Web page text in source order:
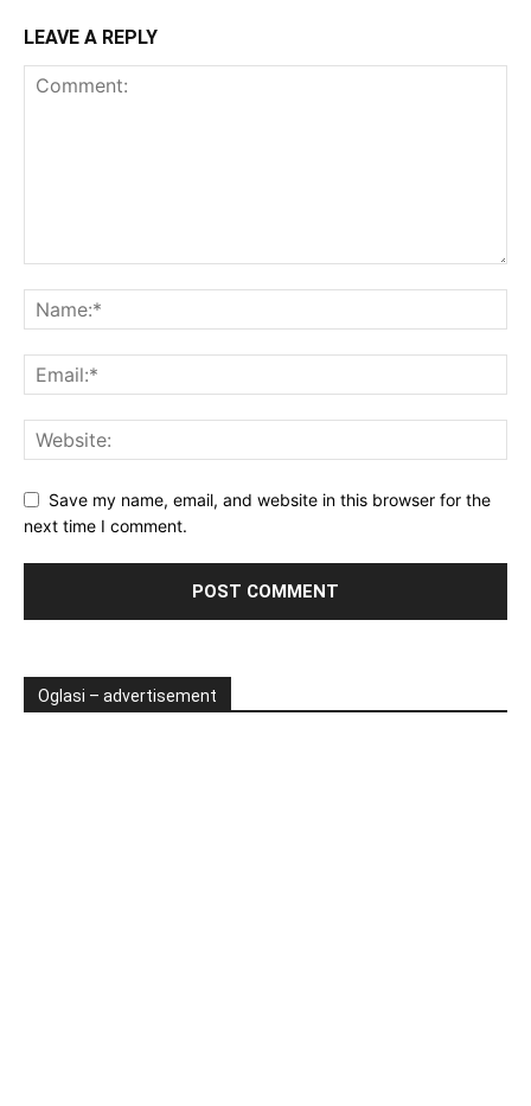
LEAVE A REPLY
Save my name, email, and website in this browser for the
next time I comment.
Oglasi – advertisement